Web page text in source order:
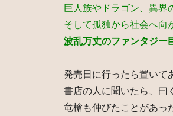
巨人族やドラゴン、異界
そして孤独から社会へ向
波乱万丈のファンタジー
発売日に行ったら置いて
書店の人に聞いたら、曰
竜槍も伸びたことがあっ